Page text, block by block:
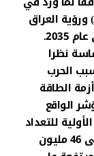
خطة التنمية الوطنية للسنوات (2024-2028) ورؤية العراق
نظرا
الحرب
الطاقة
الواقع
للتعداد
العام للسكان بارتفاع عدد نفوس العراق الى 46 مليون